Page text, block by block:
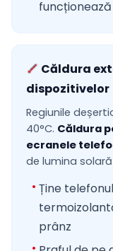
Căldura
dispozitivelor
Regiunile
40°C. Căldura
ecranele
de lumina
Ține
prânz